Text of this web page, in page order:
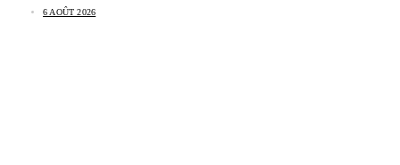
6 AOÛT 2026